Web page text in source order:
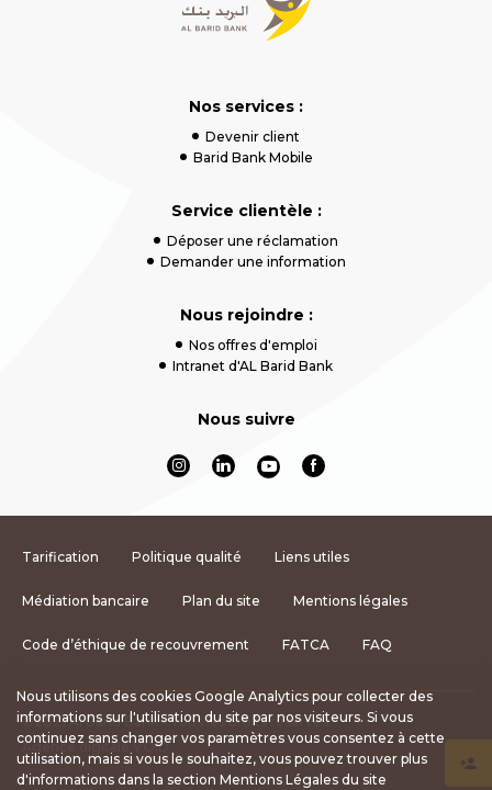
Nos services :
Devenir client
Barid Bank Mobile
Service clientèle :
Déposer une réclamation
Demander une information
Nous rejoindre :
Nos offres d'emploi
Intranet d'AL Barid Bank
Nous suivre
Tarification Politique qualité Liens utiles
Médiation bancaire Plan du site Mentions légales
Code d’éthique de recouvrement FATCA FAQ
©2021 Al Barid Bank - Tous les droits réservés
Agence digitale VOID
Nous utilisons des cookies Google Analytics pour collecter des
informations sur l'utilisation du site par nos visiteurs. Si vous
continuez sans changer vos paramètres vous consentez à cette
utilisation, mais si vous le souhaitez, vous pouvez trouver plus
d'informations dans la section Mentions Légales du site